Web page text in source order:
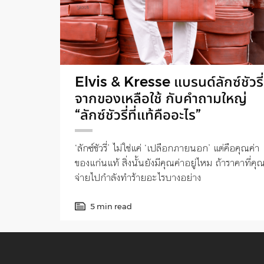
Elvis & Kresse แบรนด์ลักซ์ชัวรี่
จากของเหลือใช้ กับคำถามใหญ่
“ลักซ์ชัวรี่ที่แท้คืออะไร”
‘ลักซ์ชัวรี่’ ไม่ใช่แค่ ‘เปลือกภายนอก’ แต่คือคุณค่า
ของแก่นแท้ สิ่งนั้นยังมีคุณค่าอยู่ไหม ถ้าราคาที่คุ
จ่ายไปกำลังทำร้ายอะไรบางอย่าง
5 min read